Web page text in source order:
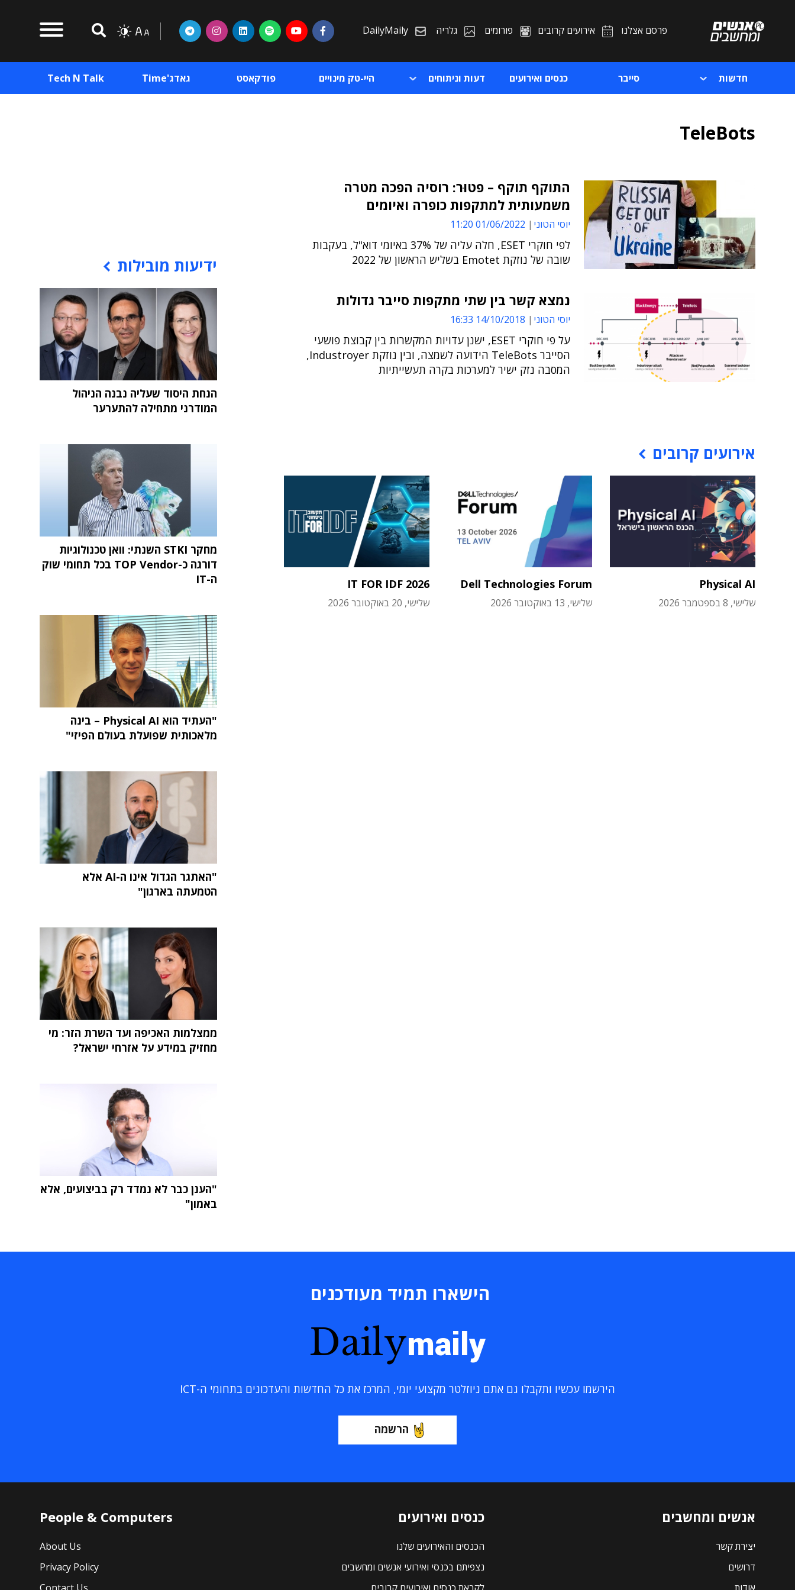
פרסם אצלנו אירועים קרובים פורומים גלריה DailyMaily
חדשות סייבר כנסים ואירועים דעות וניתוחים היי-טק מינויים פודקאסט גאדג'Time Tech N Talk
TeleBots
התוקף תוקף – פטוּר: רוסיה הפכה מטרה
משמעותית למתקפות כופרה ואיומים
יוסי הטוני 01/06/2022 11:20
לפי חוקרי ESET, חלה עליה של 37% באיומי דוא"ל, בעקבות
שובה של נוזקת Emotet בשליש הראשון של 2022
נמצא קשר בין שתי מתקפות סייבר גדולות
יוסי הטוני 14/10/2018 16:33
על פי חוקרי ESET, ישנן עדויות המקשרות בין קבוצת פושעי
הסייבר TeleBots הידועה לשמצה, ובין נוזקת Industroyer,
המסבה נזק ישיר למערכות בקרה תעשייתיות
אירועים קרובים
Physical AI
שלישי, 8 בספטמבר 2026
Dell Technologies Forum
שלישי, 13 באוקטובר 2026
IT FOR IDF 2026
שלישי, 20 באוקטובר 2026
ידיעות מובילות
הנחת היסוד שעליה נבנה הניהול
המודרני מתחילה להתערער
מחקר STKI השנתי: וואן טכנולוגיות
דורגה כ-TOP Vendor בכל תחומי שוק
ה-IT
"העתיד הוא Physical AI – בינה
מלאכותית שפועלת בעולם הפיזי"
"האתגר הגדול אינו ה-AI אלא
הטמעתה בארגון"
ממצלמות האכיפה ועד השרת הזר: מי
מחזיק במידע על אזרחי ישראל?
"הענן כבר לא נמדד רק בביצועים, אלא
באמון"
הישארו תמיד מעודכנים
Dailymaily
הירשמו עכשיו ותקבלו גם אתם ניוזלטר מקצועי יומי, המרכז את כל החדשות והעדכונים בתחומי ה-ICT
הרשמה
אנשים ומחשבים
יצירת קשר
דרושים
כנסים ואירועים
הכנסים והאירועים שלנו
נצפיתם בכנסי ואירועי אנשים ומחשבים
People & Computers
About Us
Privacy Policy